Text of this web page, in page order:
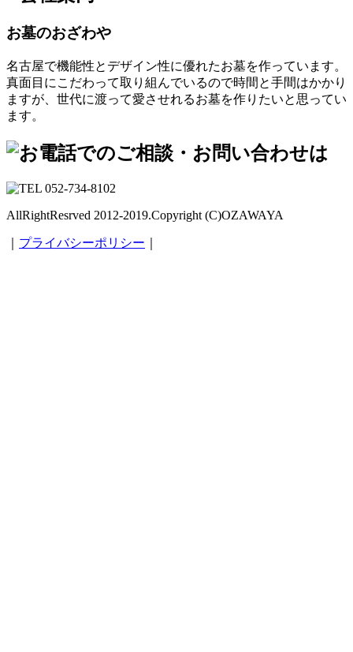
お墓のおざわや
名古屋で機能性とデザイン性に優れたお墓を作っています。
真面目にこだわって取り組んでいるので時間と手間はかかり
ますが、世代に渡って愛させれるお墓を作りたいと思ってい
ます。
AllRightResrved 2012-2019.Copyright (C)OZAWAYA
プライバシーポリシー